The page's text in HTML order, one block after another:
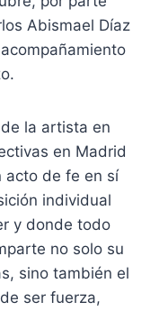
Abismael Díaz
la artista en
en Madrid
acto de fe en sí
individual
y donde todo
no solo su
sino también el
ser fuerza,